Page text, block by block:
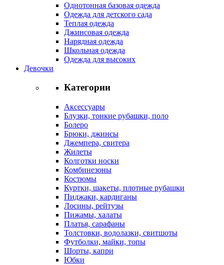
Однотонная базовая одежда
Одежда для детского сада
Теплая одежда
Джинсовая одежда
Нарядная одежда
Школьная одежда
Одежда для высоких
Девочки
Категории
Аксессуары
Блузки, тонкие рубашки, поло
Болеро
Брюки, джинсы
Джемпера, свитера
Жилеты
Колготки носки
Комбинезоны
Костюмы
Куртки, шакеты, плотные рубашки
Пиджаки, кардиганы
Лосины, рейтузы
Пижамы, халаты
Платья, сарафаны
Толстовки, водолазки, свитшоты
Футболки, майки, топы
Шорты, капри
Юбки